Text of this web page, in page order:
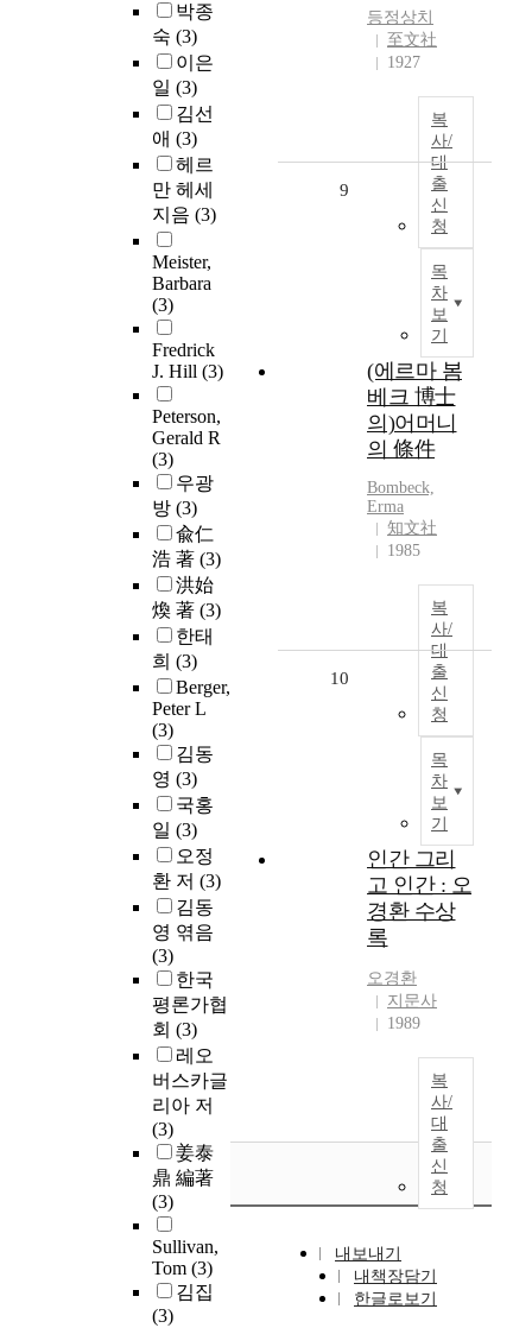
박종
숙 (3)
이은
일 (3)
김선
애 (3)
헤르
만 헤세
지음 (3)
Meister,
Barbara
(3)
Fredrick
J. Hill (3)
Peterson,
Gerald R
(3)
우광
방 (3)
兪仁
浩 著 (3)
洪始
煥 著 (3)
한태
희 (3)
Berger,
Peter L
(3)
김동
영 (3)
국홍
일 (3)
오정
환 저 (3)
김동
영 엮음
(3)
한국
평론가협
회 (3)
레오
버스카글
리아 저
(3)
姜泰
鼎 編著
(3)
Sullivan,
Tom (3)
김집
(3)
등정상치
至文社
1927
복
사/
대
출
신
청
목
차
보
기
9
(에르마 봄
베크 博士
의)어머니
의 條件
Bombeck,
Erma
知文社
1985
복
사/
대
출
신
청
목
차
보
기
10
인간 그리
고 인간 : 오
경환 수상
록
오경환
지문사
1989
복
사/
대
출
신
청
내보내기
내책장담기
한글로보기